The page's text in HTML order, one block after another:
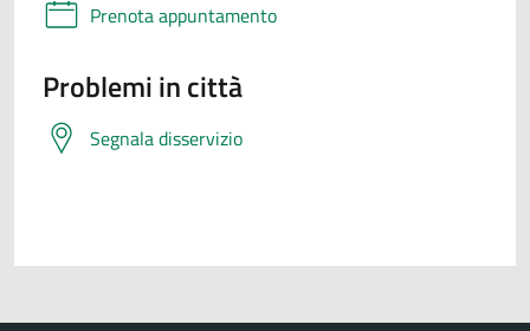
Prenota appuntamento
Problemi in città
Segnala disservizio